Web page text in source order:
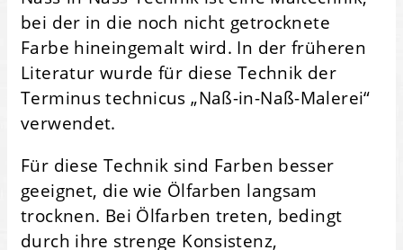
bei der in die noch nicht getrocknete
Farbe hineingemalt wird. In der früheren
Literatur wurde für diese Technik der
Terminus technicus „Naß-in-Naß-Malerei“
verwendet.
Für diese Technik sind Farben besser
geeignet, die wie Ölfarben langsam
trocknen. Bei Ölfarben treten, bedingt
durch ihre strenge Konsistenz,